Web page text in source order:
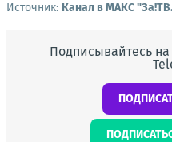
Источник: Канал в МАКС
Подписывайтесь